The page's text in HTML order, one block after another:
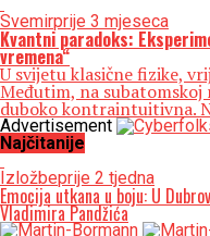
Svemirprije 3 mjeseca
Kvantni paradoks:
vremena“
U svijetu klasične fizike,
Međutim, na
duboko kontraintuitivna.
Advertisement
Najčitanije
Izložbeprije 2 tjedna
Emocija utkana u boju: U
Vladimira Pandžića